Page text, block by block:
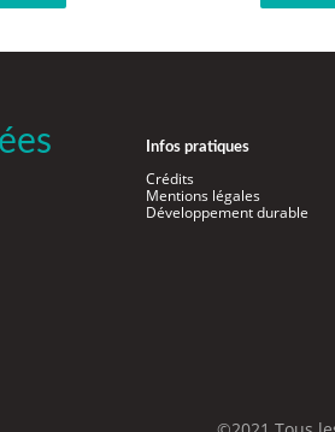
Infos pratiques
Crédits
Mentions légales
Développement durable